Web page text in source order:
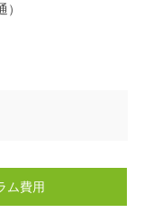
ム費用